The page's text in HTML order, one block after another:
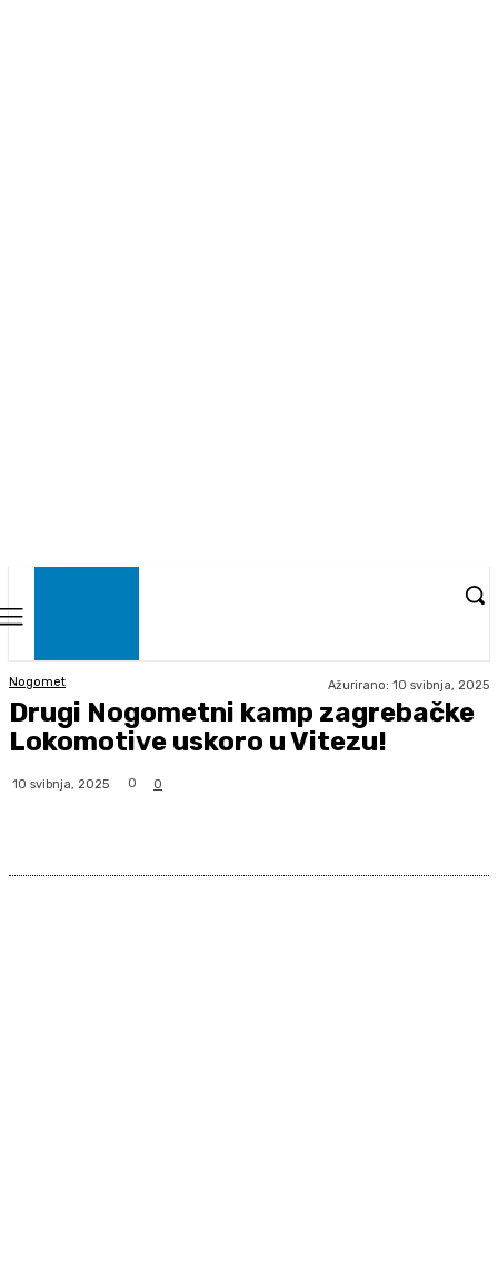
Nogomet Ažurirano: 10 svibnja, 2025
Drugi Nogometni kamp zagrebačke
Lokomotive uskoro u Vitezu!
10 svibnja, 2025 0 0